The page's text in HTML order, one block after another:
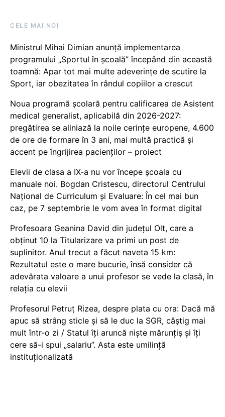
CELE MAI NOI
Ministrul Mihai Dimian anunță implementarea
programului „Sportul în școală” începând din această
toamnă: Apar tot mai multe adeverințe de scutire la
Sport, iar obezitatea în rândul copiilor a crescut
Noua programă școlară pentru calificarea de Asistent
medical generalist, aplicabilă din 2026-2027:
pregătirea se aliniază la noile cerințe europene, 4.600
de ore de formare în 3 ani, mai multă practică și
accent pe îngrijirea pacienților – proiect
Elevii de clasa a IX-a nu vor începe școala cu
manuale noi. Bogdan Cristescu, directorul Centrului
Național de Curriculum și Evaluare: În cel mai bun
caz, pe 7 septembrie le vom avea în format digital
Profesoara Geanina David din județul Olt, care a
obținut 10 la Titularizare va primi un post de
suplinitor. Anul trecut a făcut naveta 15 km:
Rezultatul este o mare bucurie, însă consider că
adevărata valoare a unui profesor se vede la clasă, în
relația cu elevii
Profesorul Petruț Rizea, despre plata cu ora: Dacă mă
apuc să strâng sticle și să le duc la SGR, câștig mai
mult într-o zi / Statul îți aruncă niște mărunțiș și îți
cere să-i spui „salariu”. Asta este umilință
instituționalizată